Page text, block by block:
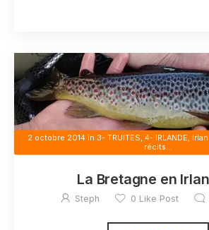
2 octobre 2014 in 3- TRUITES, 4- IRLANDE,
récits...
La Bretagne en
Steph 0 Like Post